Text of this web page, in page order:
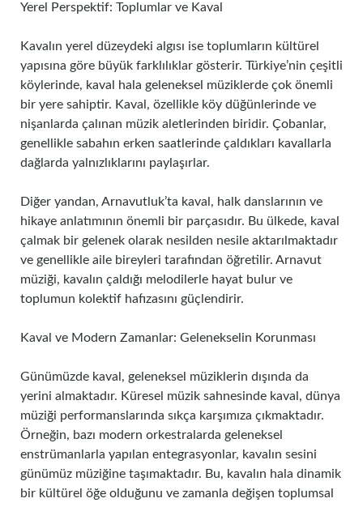
Yerel Perspektif: Toplumlar ve Kaval
Kavalın yerel düzeydeki algısı ise toplumların kültürel
yapısına göre büyük farklılıklar gösterir. Türkiye’nin çeşitli
köylerinde, kaval hala geleneksel müziklerde çok önemli
bir yere sahiptir. Kaval, özellikle köy düğünlerinde ve
nişanlarda çalınan müzik aletlerinden biridir. Çobanlar,
genellikle sabahın erken saatlerinde çaldıkları kavallarla
dağlarda yalnızlıklarını paylaşırlar.
Diğer yandan, Arnavutluk’ta kaval, halk danslarının ve
hikaye anlatımının önemli bir parçasıdır. Bu ülkede, kaval
çalmak bir gelenek olarak nesilden nesile aktarılmaktadır
ve genellikle aile bireyleri tarafından öğretilir. Arnavut
müziği, kavalın çaldığı melodilerle hayat bulur ve
toplumun kolektif hafızasını güçlendirir.
Kaval ve Modern Zamanlar: Gelenekselin Korunması
Günümüzde kaval, geleneksel müziklerin dışında da
yerini almaktadır. Küresel müzik sahnesinde kaval, dünya
müziği performanslarında sıkça karşımıza çıkmaktadır.
Örneğin, bazı modern orkestralarda geleneksel
enstrümanlarla yapılan entegrasyonlar, kavalın sesini
günümüz müziğine taşımaktadır. Bu, kavalın hala dinamik
bir kültürel öğe olduğunu ve zamanla değişen toplumsal